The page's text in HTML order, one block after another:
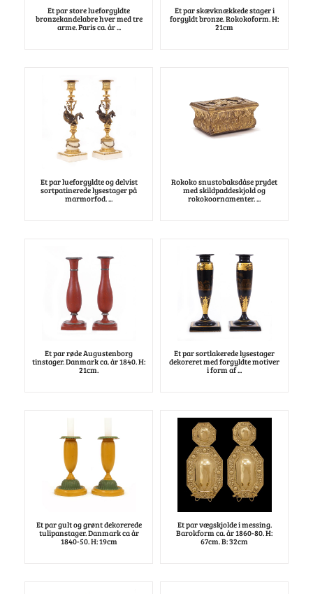
Et par store lueforgyldte
bronzekandelabre hver med tre
arme. Paris ca. år ...
Et par skævknækkede stager i
forgyldt bronze. Rokokoform. H:
21cm
Et par lueforgyldte og delvist
sortpatinerede lysestager på
marmorfod. ...
Rokoko snustobaksdåse prydet
med skildpaddeskjold og
rokokoornamenter. ...
Et par røde Augustenborg
tinstager. Danmark ca. år 1840. H:
21cm.
Et par sortlakerede lysestager
dekoreret med forgyldte motiver
i form af ...
Et par gult og grønt dekorerede
tulipanstager. Danmark ca år
1840-50. H: 19cm
Et par vægskjolde i messing.
Barokform ca. år 1860-80. H:
67cm. B: 32cm